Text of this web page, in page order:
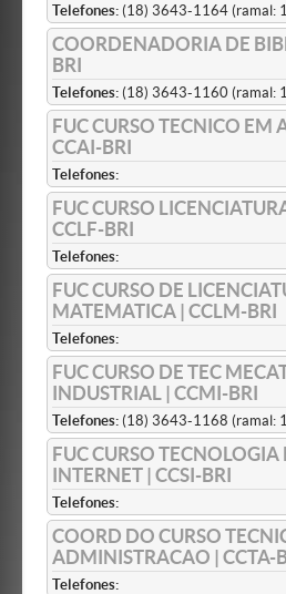
Telefones: (18) 3643-1164 (ramal:
COORDENADORIA DE
BRI
Telefones: (18) 3643-1160 (ramal:
FUC CURSO TECNICO EM
CCAI-BRI
Telefones:
FUC CURSO
CCLF-BRI
Telefones:
FUC CURSO DE
MATEMATICA | CCLM-BRI
Telefones:
FUC CURSO DE TEC
INDUSTRIAL | CCMI-BRI
Telefones: (18) 3643-1168 (ramal:
FUC CURSO TECNOLOGIA
INTERNET | CCSI-BRI
Telefones:
COORD DO CURSO
ADMINISTRACAO | CCTA-
Telefones: